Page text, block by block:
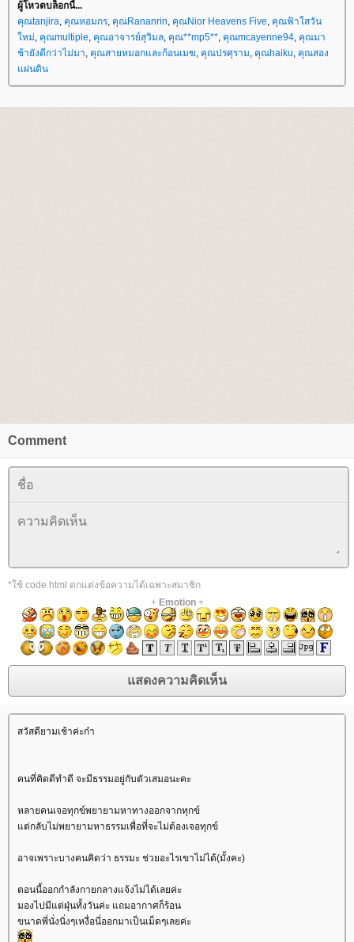
ผู้โหวตบล็อกนี้...
คุณtanjira คุณหอมกร คุณRananrin คุณNior Heavens Five คุณฟ้าใสวัน
หม่ คุณmultiple คุณอาจารย์สุวิมล คุณ**mp5** คุณmcayenne94 คุณมา
ช้ายังดีกว่าไม่มา คุณสายหมอกและก้อนเมฆ คุณปรศุราม คุณhaiku คุณสอง
ผ่นดิน
Comment
*ใช้ code html ตกแต่งข้อความได้เฉพาะสมาชิก
+ Emotion+
สวัสดียามเช้าค่ะก๋า
คนที่คิดดีทำดี จะมีธรรมอยู่กับตัวเสมอนะคะ
หลายคนเจอทุกข์พยายามหาทางออกจากทุกข์
ต่กลับไม่พยายามหาธรรมเพื่อที่จะไม่ต้องเจอทุกข์
อาจเพราะบางคนคิดว่า ธรรมะ ช่วยอะไรเขาไม่ได้(มั้งคะ)
ตอนนี้ออกกำลังกายกลางแจ้งไม่ได้เลยค่ะ
มองไปมีแต่ฝุ่นทั้งวันค่ะ แถมอากาศก็ร้อน
ขนาดพี่นั่งนิ่งๆเหงื่อนี่ออกมาเป็นเม็ดๆเลยค่ะ